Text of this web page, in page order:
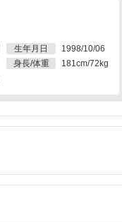
生年月日
1998/10/06
身長/体重
181cm/72kg